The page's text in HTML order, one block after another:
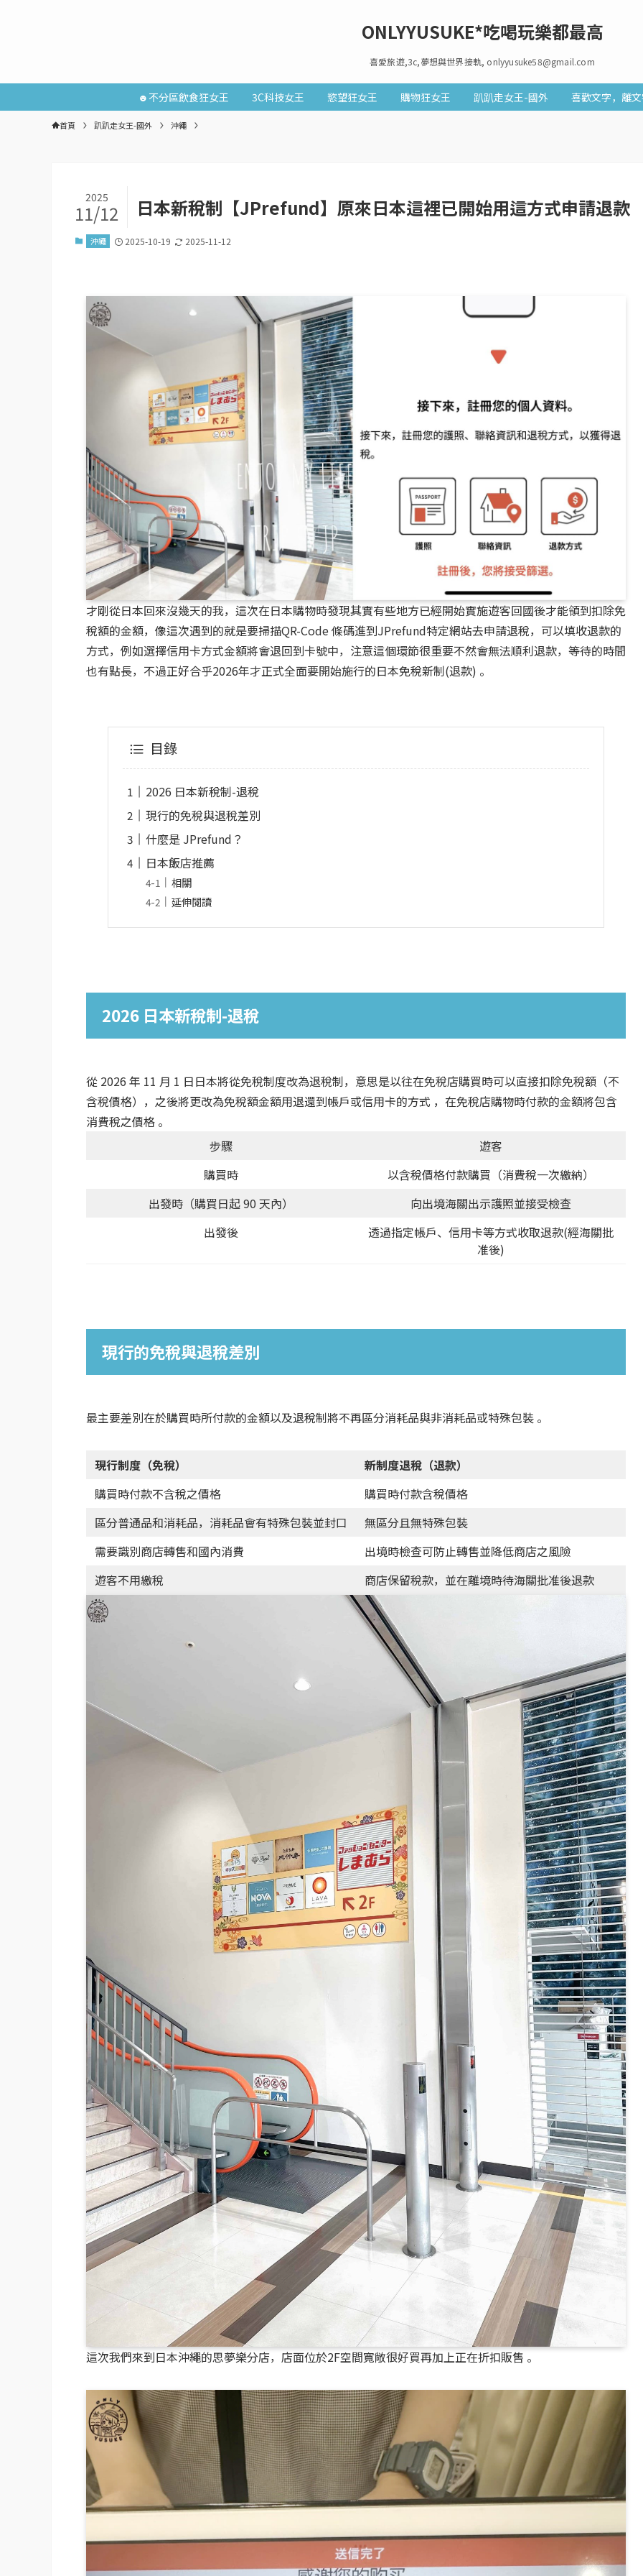
ONLYYUSUKE*吃喝玩樂都最高
喜愛旅遊,3c,夢想與世界接軌, onlyyusuke58@gmail.com
☻不分區飲食狂女王 3C科技女王 慾望狂女王 購物狂女王 趴趴走女王-國外 喜歡文字，離
首頁 趴趴走女王-國外 沖繩
日本新稅制【JPrefund】原來日本這裡已開始用這方式申請退款
2025
11/12
沖繩 2025-10-19 2025-11-12
才剛從日本回來沒幾天的我，這次在日本購物時發現其實有些地方已經開始實施遊客回國後才能領到扣除免
稅額的金額，像這次遇到的就是要掃描QR-Code 條碼進到JPrefund特定網站去申請退稅，可以填收退款的
方式，例如選擇信用卡方式金額將會退回到卡號中，注意這個環節很重要不然會無法順利退款，等待的時間
也有點長，不過正好合乎2026年才正式全面要開始施行的日本免稅新制(退款) 。
目錄
2026 日本新稅制-退稅
現行的免稅與退稅差別
什麼是 JPrefund？
日本飯店推薦
相關
延伸閱讀
2026 日本新稅制-退稅
從 2026 年 11 月 1 日日本將從免稅制度改為退稅制，意思是以往在免稅店購買時可以直接扣除免稅額（不
含稅價格），之後將更改為免稅額金額用退還到帳戶或信用卡的方式 ，在免稅店購物時付款的金額將包含
消費稅之價格 。
步驟
遊客
購買時
以含稅價格付款購買（消費稅一次繳納）
出發時（購買日起 90 天內）
向出境海關出示護照並接受檢查
出發後
透過指定帳戶、信用卡等方式收取退款(經海關批
准後)
現行的免稅與退稅差別
最主要差別在於購買時所付款的金額以及退稅制將不再區分消耗品與非消耗品或特殊包裝 。
現行制度（免稅）
新制度退稅（退款）
購買時付款不含稅之價格
購買時付款含稅價格
區分普通品和消耗品，消耗品會有特殊包裝並封口
無區分且無特殊包裝
需要識別商店轉售和國內消費
出境時檢查可防止轉售並降低商店之風險
遊客不用繳稅
商店保留稅款，並在離境時待海關批准後退款
這次我們來到日本沖繩的思夢樂分店，店面位於2F空間寬敞很好買再加上正在折扣販售 。